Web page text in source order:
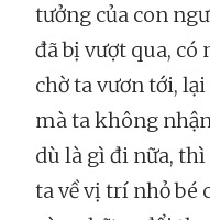
tưởng của con
đã bị vượt qua,
chờ ta vươn tới,
mà ta không
dù là gì đi nữa,
ta về vị trí nhỏ bé